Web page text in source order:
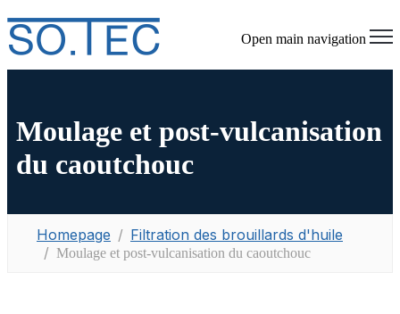
Open main navigation
Moulage et post-vulcanisation
du caoutchouc
Homepage Filtration des brouillards d'huile
Moulage et post-vulcanisation du caoutchouc